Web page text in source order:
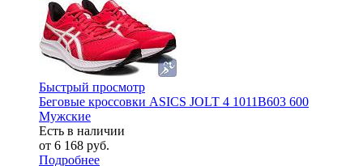
Быстрый просмотр
Беговые кроссовки ASICS JOLT 4 1011B603 600
Мужские
Есть в наличии
от 6 168 руб.
Подробнее